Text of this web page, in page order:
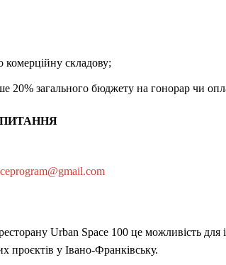
комерційну складову;
20% загального бюджету на гонорар чи
Urban Space 100 це можливість для
проєктів у Івано-Франківську.